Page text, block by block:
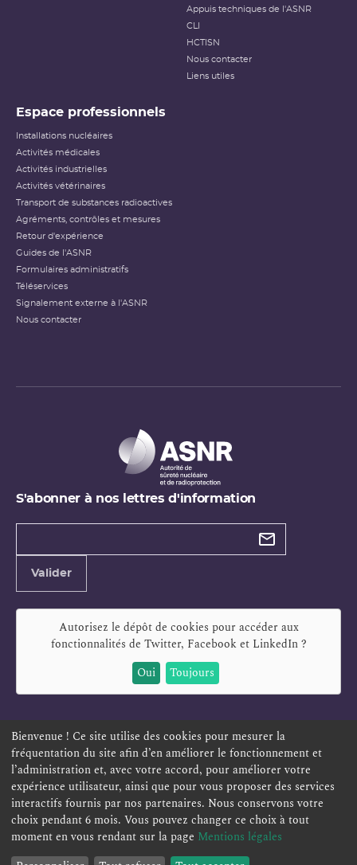
Appuis techniques de l'ASNR
CLI
HCTISN
Nous contacter
Liens utiles
Espace professionnels
Installations nucléaires
Activités médicales
Activités industrielles
Activités vétérinaires
Transport de substances radioactives
Agréments, contrôles et mesures
Retour d'expérience
Guides de l'ASNR
Formulaires administratifs
Téléservices
Signalement externe à l'ASNR
Nous contacter
S'abonner à nos lettres d'information
Types de
Valider
Autorisez le dépôt de cookies pour accéder aux
fonctionnalités de Twitter, Facebook et LinkedIn?
Oui
Toujours
ESPACE PERSONNEL OFFRES D'EMPLOI SIGNALEMENT
TÉLÉSERVICES PLAN DU SITE
ACCESSIBILITÉ POLITIQUE DE CONFIDENTIALITÉ
MENTIONS LÉGALES CONTACT
Bienvenue ! Ce site utilise des cookies pour mesurer la
fréquentation du site afin d’en améliorer le fonctionnement et
l’administration et, avec votre accord, pour améliorer votre
expérience utilisateur, ainsi que pour vous proposer des services
interactifs fournis par nos partenaires. Nous conservons votre
choix pendant 6 mois. Vous pouvez changer ce choix à tout
moment en vous rendant sur la page Mentions légales